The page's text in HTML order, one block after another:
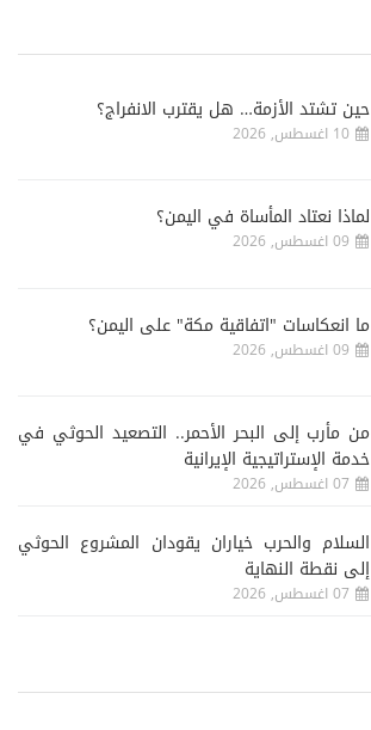
حين تشتد الأزمة… هل يقترب الانفراج؟
10 اغسطس, 2026
لماذا نعتاد المأساة في اليمن؟
09 اغسطس, 2026
ما انعكاسات "اتفاقية مكة" على اليمن؟
09 اغسطس, 2026
من مأرب إلى البحر الأحمر.. التصعيد الحوثي في
خدمة الإستراتيجية الإيرانية
07 اغسطس, 2026
السلام والحرب خياران يقودان المشروع الحوثي
إلى نقطة النهاية
07 اغسطس, 2026